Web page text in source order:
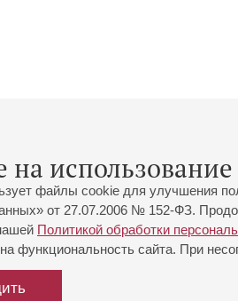
на
файлы cookie для улучшения
от 27.07.2006 № 152-ФЗ.
Политикой обработки
функциональность сайта. При